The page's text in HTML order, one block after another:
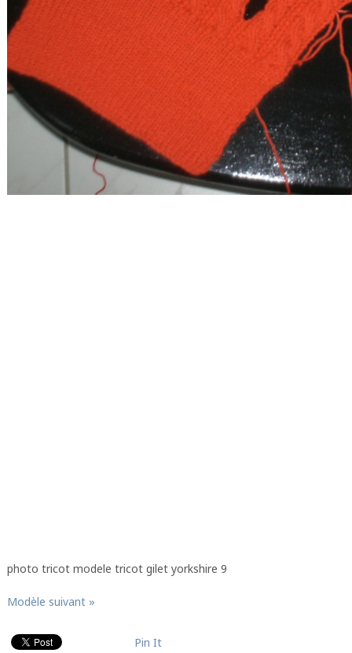
photo tricot modele tricot gilet yorkshire 9
Modèle suivant »
Pin It